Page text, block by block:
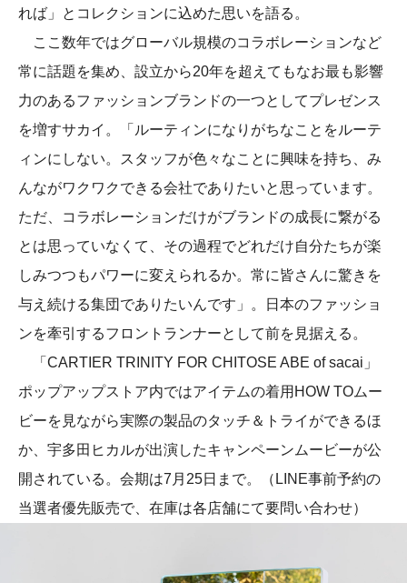
れば」とコレクションに込めた思いを語る。
ここ数年ではグローバル規模のコラボレーションなど
常に話題を集め、設立から20年を超えてもなお最も影響
力のあるファッションブランドの一つとしてプレゼンス
を増すサカイ。「ルーティンになりがちなことをルーテ
ィンにしない。スタッフが色々なことに興味を持ち、み
んながワクワクできる会社でありたいと思っています。
ただ、コラボレーションだけがブランドの成長に繋がる
とは思っていなくて、その過程でどれだけ自分たちが楽
しみつつもパワーに変えられるか。常に皆さんに驚きを
与え続ける集団でありたいんです」。日本のファッショ
ンを牽引するフロントランナーとして前を見据える。
「CARTIER TRINITY FOR CHITOSE ABE of sacai」
ポップアップストア内ではアイテムの着用HOW TOムー
ビーを見ながら実際の製品のタッチ＆トライができるほ
か、宇多田ヒカルが出演したキャンペーンムービーが公
開されている。会期は7月25日まで。（LINE事前予約の
当選者優先販売で、在庫は各店舗にて要問い合わせ）